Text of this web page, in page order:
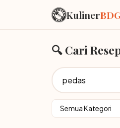
Kuliner
🔍 Cari